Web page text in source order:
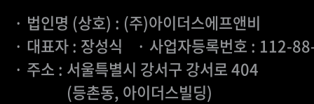
· 법인명 (상호) : (주)아이더스에프앤비
· 대표자 : 장성식
· 사업자등록번호 : 112-
· 주소 : 서울특별시 강서구 강서로 404
(등촌동, 아이더스빌딩)